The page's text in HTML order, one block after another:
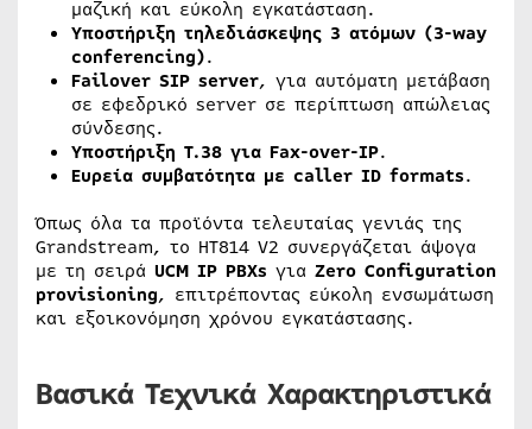
μαζική και εύκολη εγκατάσταση.
Υποστήριξη τηλεδιάσκεψης 3 ατόμων (3-way
conferencing).
Failover SIP server, για αυτόματη μετάβαση
σε εφεδρικό server σε περίπτωση απώλειας
σύνδεσης.
Υποστήριξη T.38 για Fax-over-IP.
Ευρεία συμβατότητα με caller ID formats.
Όπως όλα τα προϊόντα τελευταίας γενιάς της
Grandstream, το HT814 V2 συνεργάζεται άψογα
με τη σειρά UCM IP PBXs για Zero Configuration
provisioning, επιτρέποντας εύκολη ενσωμάτωση
και εξοικονόμηση χρόνου εγκατάστασης.
Βασικά Τεχνικά Χαρακτηριστικά